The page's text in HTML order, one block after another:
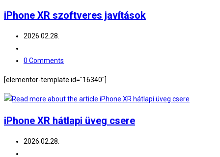
iPhone XR szoftveres javítások
Post
2026.02.28.
category:
Post
0 Comments
[elementor-template id="16340"]
iPhone XR hátlapi üveg csere
Post
2026.02.28.